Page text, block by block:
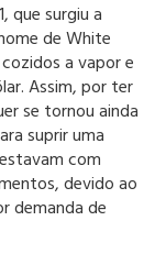
que surgiu a
de White
a vapor e
Assim, por ter
se tornou ainda
suprir uma
com
devido ao
demanda de